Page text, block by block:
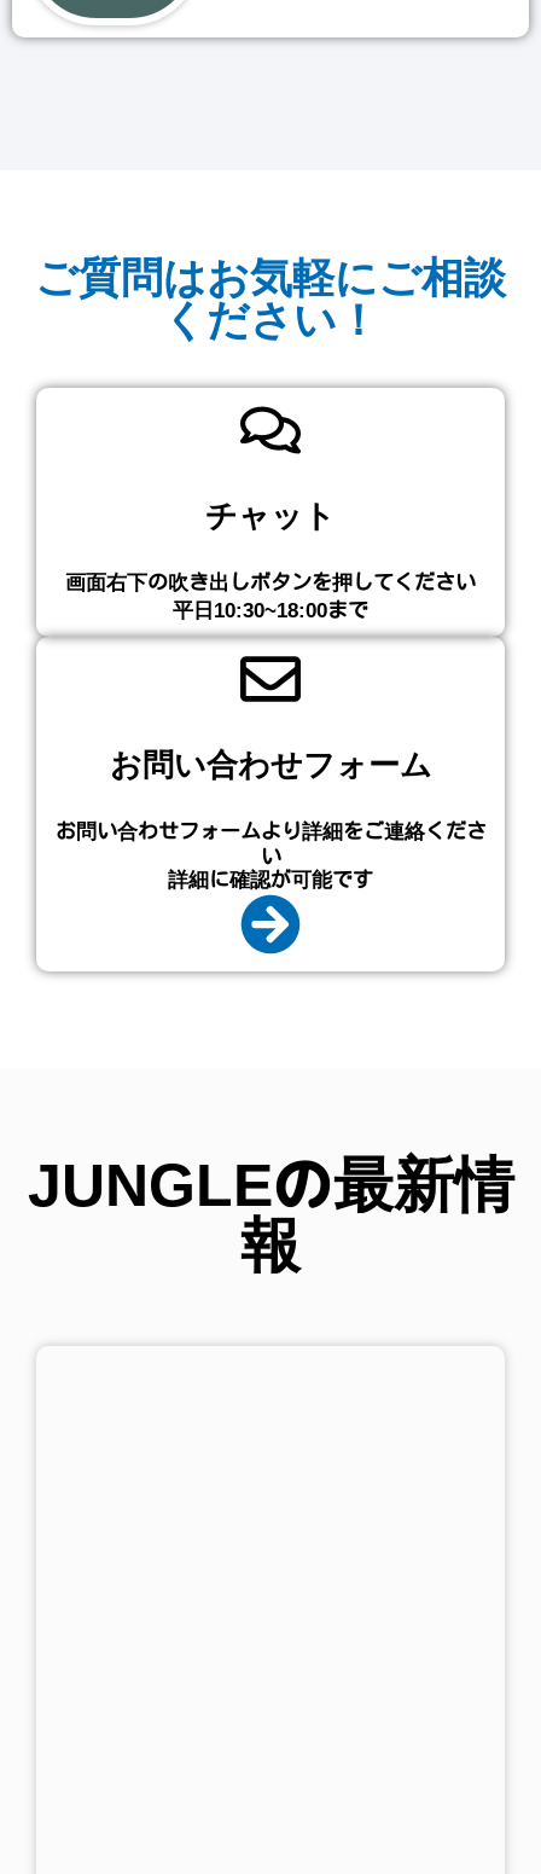
ご質問はお気軽にご相談
ください！
チャット
画面右下の吹き出しボタンを押してください​
平日10:30~18:00まで
お問い合わせフォーム
お問い合わせフォームより詳細をご連絡くださ
い
詳細に確認が可能です
JUNGLEの最新情
報